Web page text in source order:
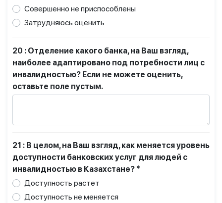
Совершенно не приспособлены
Затрудняюсь оценить
20 : Отделение какого банка, на Ваш взгляд,
наиболее адаптировано под потребности лиц с
инвалидностью? Если не можете оценить,
оставьте поле пустым.
21 : В целом, на Ваш взгляд, как меняется уровень
доступности банковских услуг для людей с
инвалидностью в Казахстане? *
Доступность растет
Доступность не меняется